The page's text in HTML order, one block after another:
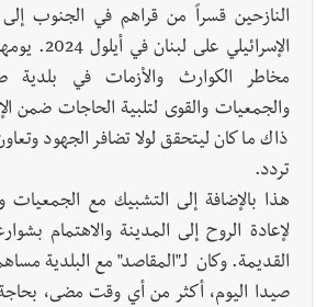
النازحين قسراً من قراهم في الجنوب
الإسرائيلي
مخاطر الكوارث والأزمات في
والجمعيات والقوى لتلبية الحاجات ضمن
ذاك ما كان ليتحقق لولا تضافر الجهود
تردد.
هذا بالإضافة إلى التشبيك مع الجمعيات
لإعادة الروح إلى المدينة والاهتمام
القديمة. وكان لـ"المقاصد" مع البلدية
صيدا اليوم، أكثر من أي وقت مضى، بحاجة